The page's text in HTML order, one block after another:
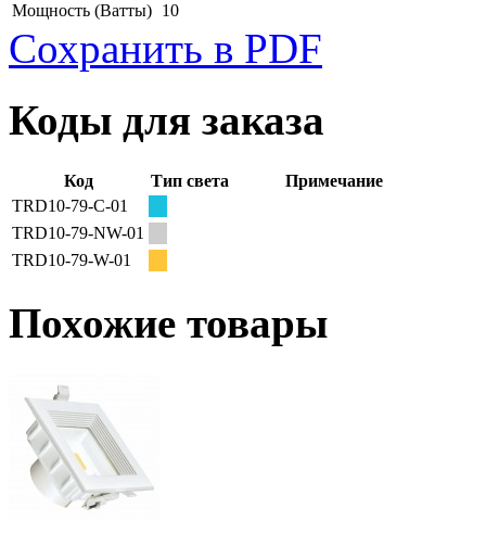
Мощность (Ватты) 10
Сохранить в PDF
Коды для заказа
Код Тип света
Примечание
TRD10-79-C-01
TRD10-79-NW-01
TRD10-79-W-01
Похожие товары